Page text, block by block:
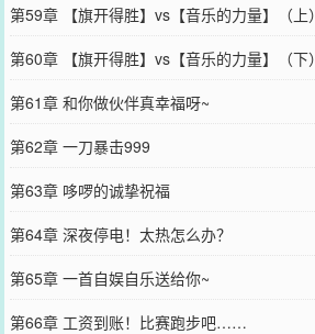
第59章 【旗开得胜】vs【音乐的力量】（上）
第60章 【旗开得胜】vs【音乐的力量】（下）
第61章 和你做伙伴真幸福呀~
第62章 一刀暴击999
第63章 哆啰的诚挚祝福
第64章 深夜停电！太热怎么办？
第65章 一首自娱自乐送给你~
第66章 工资到账！比赛跑步吧……